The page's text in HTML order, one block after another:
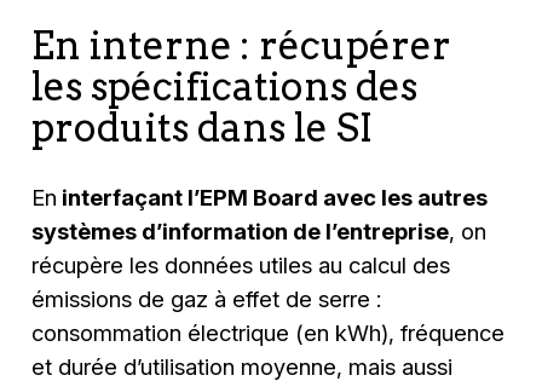
En interne : récupérer
les spécifications des
produits dans le SI
En interfaçant l’EPM Board avec les autres
systèmes d’information de l’entreprise, on
récupère les données utiles au calcul des
émissions de gaz à effet de serre :
consommation électrique (en kWh), fréquence
et durée d’utilisation moyenne, mais aussi